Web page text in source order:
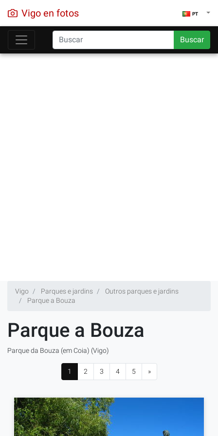
Vigo en fotos PT
Buscar
Vigo Parques e jardins
Outros parques e jardins
Parque a Bouza
Parque a Bouza
Parque da Bouza (em Coia) (Vigo)
1 2 3 4 5 »